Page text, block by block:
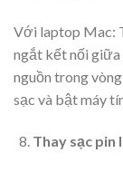
Với laptop Mac:
ngắt kết nối giữa
nguồn trong
sạc và bật máy
Thay sạc